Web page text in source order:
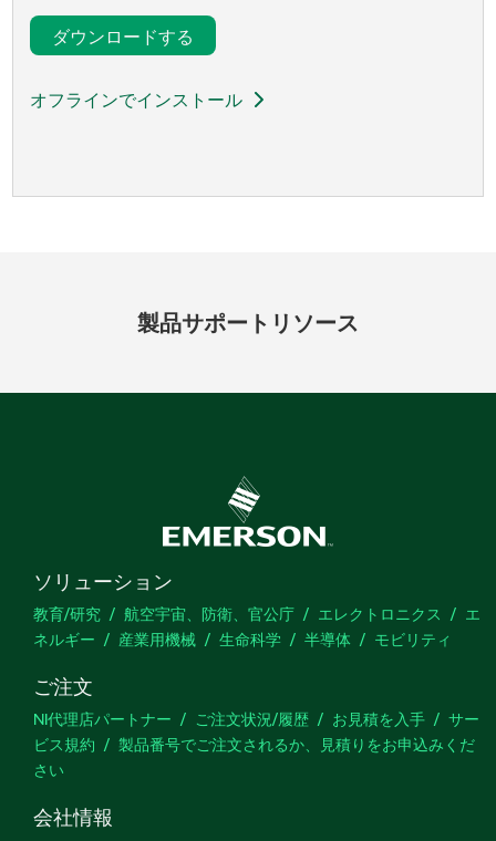
ダウンロードする
オフラインでインストール
製品サポート リソース
ソリューション
教育/研究 航空宇宙、防衛、官公庁 エレクトロニクス
エ
ネルギー
産業用機械 生命科学 半導体 モビリティ
ご注文
NI代理店パートナー ご注文状況/履歴 お見積を入手
サー
ビス規約
製品番号でご注文されるか、見積りをお申込みくだ
さい
会社情報